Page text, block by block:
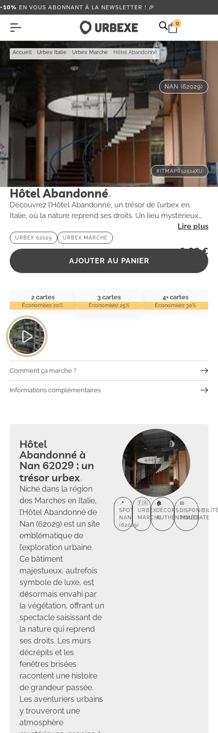
-10% EN VOUS ABONNANT À LA NEWSLETTER ! 🎉
0
Accueil - Urbex Italie - Urbex Marche - Hôtel Abandonné
NAN (62029)
#ITMAPR52514XU
Hôtel Abandonné
Découvrez l’Hôtel Abandonné, un trésor de l’urbex en
Italie, où la nature reprend ses droits. Un lieu mystérieux
chargé d’histoire, parfait pour les amateurs de sensations
fortes.
URBEX 62029 URBEX MARCHE
2,99€
AJOUTER AU PANIER
2 cartes
Économisez 20%
3 cartes
Économisez 25%
4+ cartes
Économisez 30%
Comment ça marche ?
Informations complémentaires
Hôtel
Abandonné à
Nan 62029 : un
trésor urbex
Niché dans la région
des Marches en Italie,
l’Hôtel Abandonné de
Nan (62029) est un site
emblématique de
l’exploration urbaine.
Ce bâtiment
majestueux, autrefois
symbole de luxe, est
désormais envahi par
la végétation, offrant un
spectacle saisissant de
la nature qui reprend
ses droits. Les murs
décrépits et les
fenêtres brisées
racontent une histoire
de grandeur passée.
Les aventuriers urbains
y trouveront une
atmosphère
📍
SPOT
NAN
(62029)
🇫🇷
URBEX
MARCHE
🏚️
DÉCORS
AUTHENTIQUES
📅
IMMÉDIATE